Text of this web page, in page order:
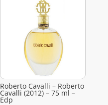
Roberto Cavalli – Roberto
Cavalli (2012) – 75 ml –
Edp